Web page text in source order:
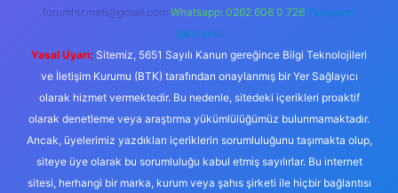
forumhizmeti@gmail.com Whatsapp: 0262 606 0 726 Telegram:
@karabul
Yasal Uyarı: Sitemiz, 5651 Sayılı Kanun gereğince Bilgi Teknolojileri
ve İletişim Kurumu (BTK) tarafından onaylanmış bir Yer Sağlayıcı
olarak hizmet vermektedir. Bu nedenle, sitedeki içerikleri proaktif
olarak denetleme veya araştırma yükümlülüğümüz bulunmamaktadır.
Ancak, üyelerimiz yazdıkları içeriklerin sorumluluğunu taşımakta olup,
siteye üye olarak bu sorumluluğu kabul etmiş sayılırlar. Bu internet
sitesi, herhangi bir marka, kurum veya şahıs şirketi ile hiçbir bağlantısı